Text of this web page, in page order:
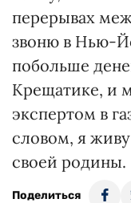
перерывах
звоню в Нью-
побольше
Крещатике, и
экспертом в
словом, я
своей родины.
Поделиться